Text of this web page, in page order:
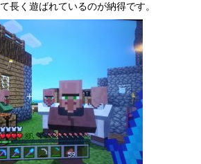
長く遊ばれているのが納得です。